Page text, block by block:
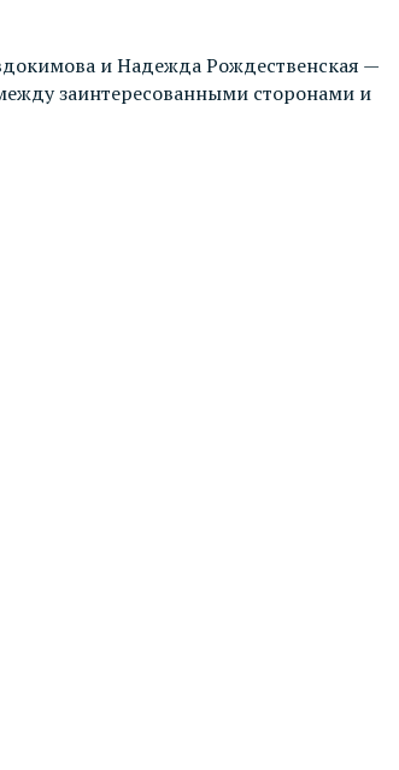
и Надежда Рождественская —
заинтересованными сторонами и